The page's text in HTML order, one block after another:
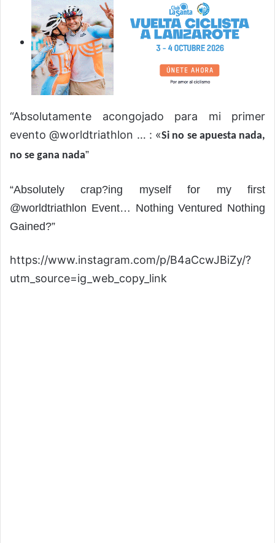
“Absolutamente acongojado para mi primer
evento @worldtriathlon … : «Si no se apuesta nada,
no se gana nada”
“Absolutely crap?ing myself for my first
@worldtriathlon Event… Nothing Ventured Nothing
Gained?”
https://www.instagram.com/p/B4aCcwJBiZy/?
utm_source=ig_web_copy_link